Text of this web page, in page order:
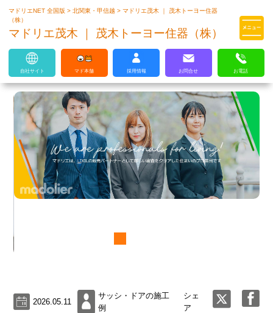
マドリエはLIXILの厳しい基準を
マドリエNET 全国版>北関東・甲信越>マドリエ茂木 ｜ 茂木トーヨー住器
（株）
マドリエ茂木 ｜ 茂木トーヨー住器（株）
自社サイト マド本舗 採用情報 お問合せ お電話
2026.05.11
サッシ・ドアの施工
例
シェ
ア